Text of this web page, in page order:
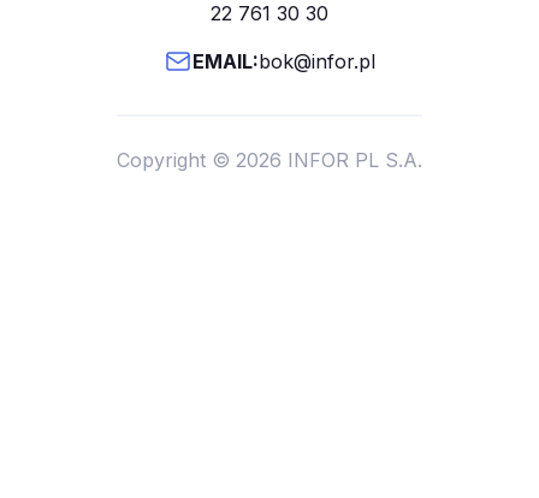
22 761 30 30
EMAIL:bok@infor.pl
Copyright © 2026 INFOR PL S.A.